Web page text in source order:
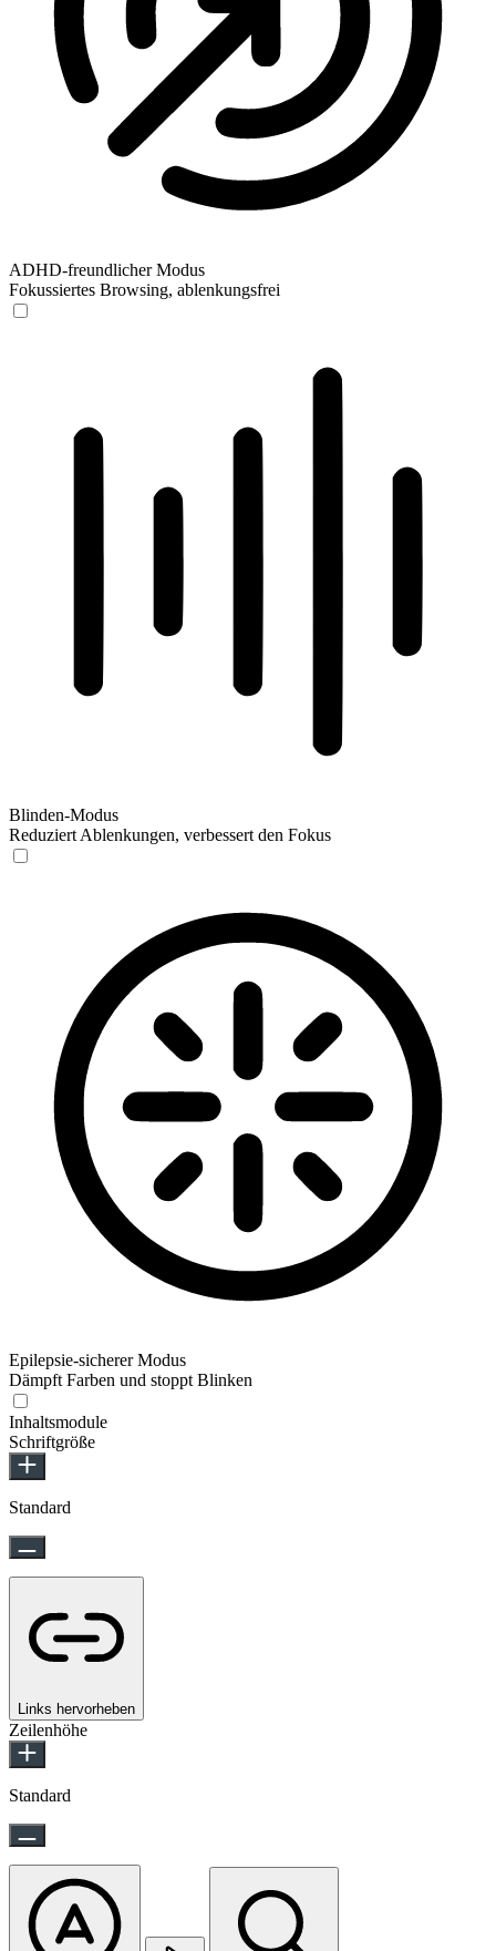
ADHD-freundlicher Modus
Fokussiertes Browsing, ablenkungsfrei
Blinden-Modus
Reduziert Ablenkungen, verbessert den Fokus
Epilepsie-sicherer Modus
Dämpft Farben und stoppt Blinken
Inhaltsmodule
Schriftgröße
Standard
Links hervorheben
Zeilenhöhe
Standard